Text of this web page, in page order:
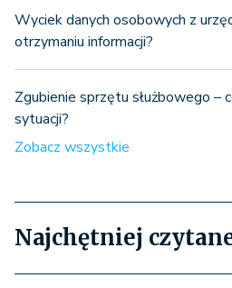
Wyciek danych osobowych z
otrzymaniu informacji?
Zgubienie sprzętu służbowego –
sytuacji?
Zobacz wszystkie
Najchętniej